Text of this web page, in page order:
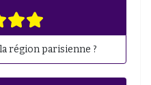
région parisienne ?